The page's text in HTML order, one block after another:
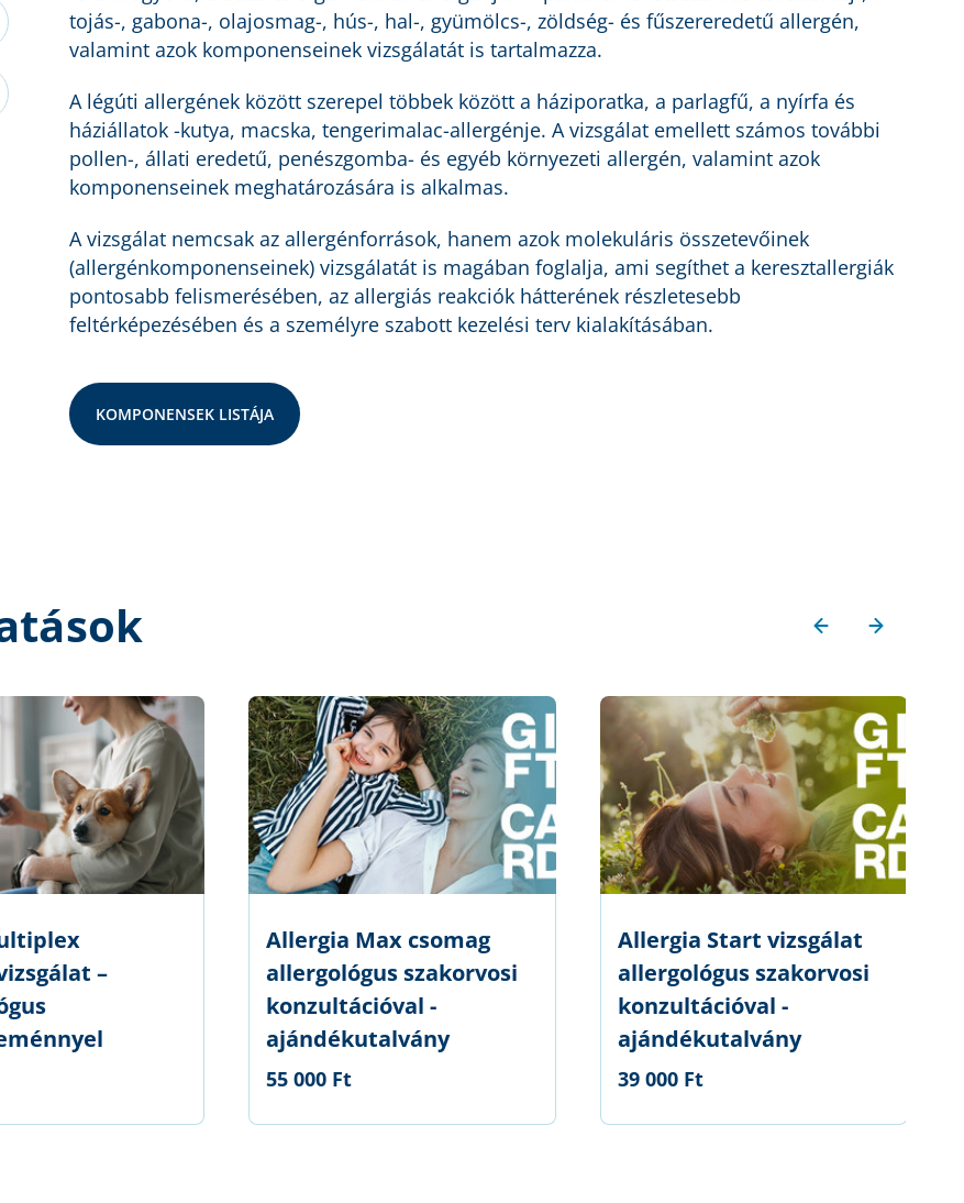
tojás-, gabona-, olajosmag-, hús-, hal-, gyümölcs-, zöldség- és fűszereredetű allergén,
valamint azok komponenseinek vizsgálatát is tartalmazza.
A légúti allergének között szerepel többek között a háziporatka, a parlagfű, a nyírfa és
háziállatok -kutya, macska, tengerimalac-allergénje. A vizsgálat emellett számos további
pollen-, állati eredetű, penészgomba- és egyéb környezeti allergén, valamint azok
komponenseinek meghatározására is alkalmas.
A vizsgálat nemcsak az allergénforrások, hanem azok molekuláris összetevőinek
(allergénkomponenseinek) vizsgálatát is magában foglalja, ami segíthet a keresztallergiák
pontosabb felismerésében, az allergiás reakciók hátterének részletesebb
feltérképezésében és a személyre szabott kezelési terv kialakításában.
KOMPONENSEK LISTÁJA
–
Allergia Max csomag
allergológus szakorvosi
konzultációval -
ajándékutalvány
55 000 Ft
Allergia Start vizsgálat
allergológus szakorvosi
konzultációval -
ajándékutalvány
39 000 Ft